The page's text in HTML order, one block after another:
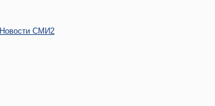
Новости СМИ2